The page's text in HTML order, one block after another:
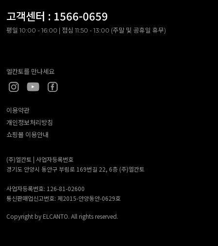
고객센터 : 1566-0659
평일 10:00 - 16:00 | 점심 11:50 - 13:00 (주말 및 공휴일 휴무)
엘칸토를 만나세요
이용약관
개인정보처리방침
쇼핑몰 이용안내
(주)엘칸토 | 사업자등록번호
경기도 안양시 동안구 부림로 169번길 22, 6층 (주)엘칸토
사업자등록번호: 126-81-02600
통신판매업신고번호: 제2015-안양동안-0629호
Copyright by ELCANTO. All rights reserved.